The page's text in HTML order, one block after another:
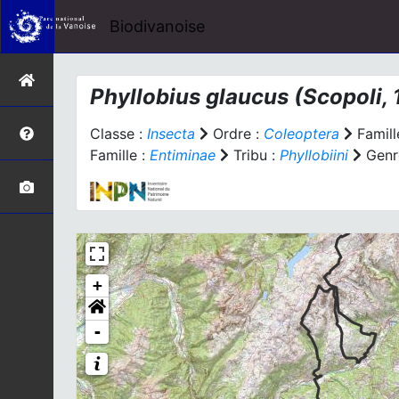
Biodivanoise
Phyllobius glaucus (Scopoli,
Classe : Insecta Ordre : Coleoptera
Famille : Entiminae Tribu : Phyllobiini
+
-